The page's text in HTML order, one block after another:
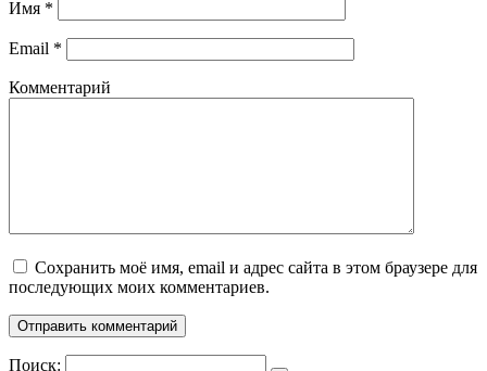
Имя *
Email *
Комментарий
Сохранить моё имя, email и адрес сайта в этом браузере для
последующих моих комментариев.
Поиск: